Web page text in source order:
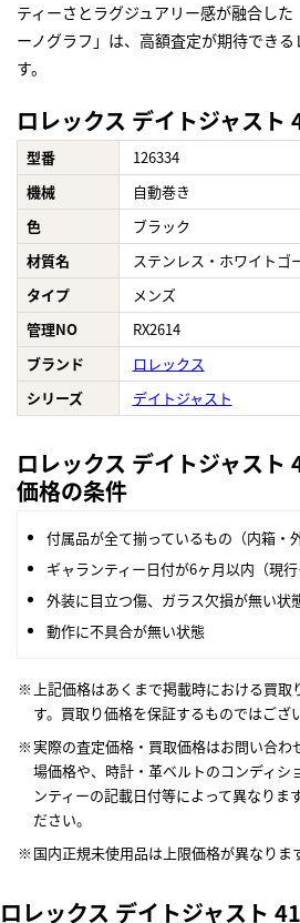
ティーさとラグジュアリー感が融合し
ーノグラフ」は、高額査定が期待でき
す。
ロレックス デイトジャス
型番
126334
機械
自動巻き
色
ブラック
材質名
ステンレス・ホワイトゴ
タイプ
メンズ
管理NO
RX2614
ブランド
ロレックス
シリーズ
デイトジャスト
ロレックス デイトジャス
価格の条件
付属品が全て揃っているもの（内箱・
ギャランティー日付が6ヶ月以内（現行
外装に目立つ傷、ガラス欠損が無い状
動作に不具合が無い状態
上記価格はあくまで掲載時における買
す。買取り価格を保証するものではござ
実際の査定価格・買取価格はお問い合
場価格や、時計・革ベルトのコンディシ
ンティーの記載日付等によって異なりま
ださい。
国内正規未使用品は上限価格が異なりま
ロレックス デイトジャスト